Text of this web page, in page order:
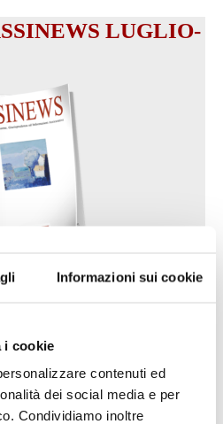
Informazioni sui cookie
i cookie
contenuti ed
dei social media e per
Condividiamo inoltre
LUGLIO-
DELLA REPUTAZIONE.
E CRISI DIGITALI